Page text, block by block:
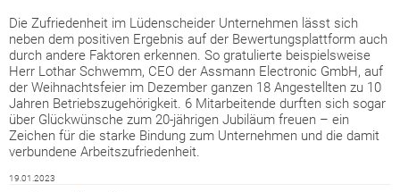
Die Zufriedenheit im Lüdenscheider Unternehmen lässt sich
neben dem positiven Ergebnis auf der Bewertungsplattform auch
durch andere Faktoren erkennen. So gratulierte beispielsweise
Herr Lothar Schwemm, CEO der Assmann Electronic GmbH, auf
der Weihnachtsfeier im Dezember ganzen 18 Angestellten zu 10
Jahren Betriebszugehörigkeit. 6 Mitarbeitende durften sich sogar
über Glückwünsche zum 20-jährigen Jubiläum freuen – ein
Zeichen für die starke Bindung zum Unternehmen und die damit
verbundene Arbeitszufriedenheit.
19.01.2023